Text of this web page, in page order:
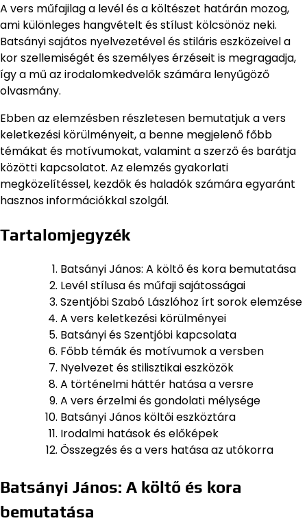
A vers műfajilag a levél és a költészet határán mozog,
ami különleges hangvételt és stílust kölcsönöz neki.
Batsányi sajátos nyelvezetével és stiláris eszközeivel a
kor szellemiségét és személyes érzéseit is megragadja,
így a mű az irodalomkedvelők számára lenyűgöző
olvasmány.
Ebben az elemzésben részletesen bemutatjuk a vers
keletkezési körülményeit, a benne megjelenő főbb
témákat és motívumokat, valamint a szerző és barátja
közötti kapcsolatot. Az elemzés gyakorlati
megközelítéssel, kezdők és haladók számára egyaránt
hasznos információkkal szolgál.
Tartalomjegyzék
Batsányi János: A költő és kora bemutatása
Levél stílusa és műfaji sajátosságai
Szentjóbi Szabó Lászlóhoz írt sorok elemzése
A vers keletkezési körülményei
Batsányi és Szentjóbi kapcsolata
Főbb témák és motívumok a versben
Nyelvezet és stilisztikai eszközök
A történelmi háttér hatása a versre
A vers érzelmi és gondolati mélysége
Batsányi János költői eszköztára
Irodalmi hatások és előképek
Összegzés és a vers hatása az utókorra
Batsányi János: A költő és kora
bemutatása